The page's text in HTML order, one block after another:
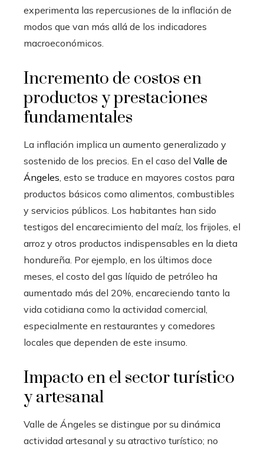
experimenta las repercusiones de la inflación de
modos que van más allá de los indicadores
macroeconómicos.
Incremento de costos en
productos y prestaciones
fundamentales
La inflación implica un aumento generalizado y
sostenido de los precios. En el caso del Valle de
Ángeles , esto se traduce en mayores costos para
productos básicos como alimentos, combustibles
y servicios públicos. Los habitantes han sido
testigos del encarecimiento del maíz, los frijoles, el
arroz y otros productos indispensables en la dieta
hondureña. Por ejemplo, en los últimos doce
meses, el costo del gas líquido de petróleo ha
aumentado más del 20%, encareciendo tanto la
vida cotidiana como la actividad comercial,
especialmente en restaurantes y comedores
locales que dependen de este insumo.
Impacto en el sector turístico
y artesanal
Valle de Ángeles se distingue por su dinámica
actividad artesanal y su atractivo turístico; no